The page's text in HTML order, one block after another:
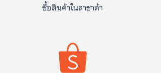
ซื้อสินค้าในลาซาด้า